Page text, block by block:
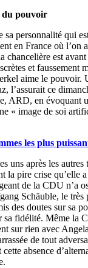
du pouvoir
sa personnalité qui
en France où l’on
chancelière est
et faussement
aime le pouvoir.
l’assurait ce
ARD, en évoquant
« image de soi
les plus
uns après les autres
la pire crise qu’elle
de la CDU n’a
Schäuble, le très
des doutes sur sa
sa fidélité. Même la
sur rien avec
de tout
absence